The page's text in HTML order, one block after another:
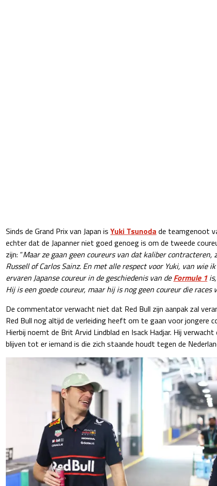
Sinds de Grand Prix van Japan isYuki Tsunoda de teamgenoot
echter dat de Japanner niet goed genoeg is om de tweede
zijn: “Maar ze gaan geen coureurs van dat kaliber contracteren,
Russell of Carlos Sainz. En met alle respect voor Yuki, van wie
ervaren Japanse coureur in de geschiedenis van deFormule 1is,
Hij is een goede coureur, maar hij is nog geen coureur die races
De commentator verwacht niet dat Red Bull zijn aanpak zal
Red Bull nog altijd de verleiding heeft om te gaan voor jongere
Hierbij noemt de Brit Arvid Lindblad en Isack Hadjar. Hij
blijven tot er iemand is die zich staande houdt tegen de